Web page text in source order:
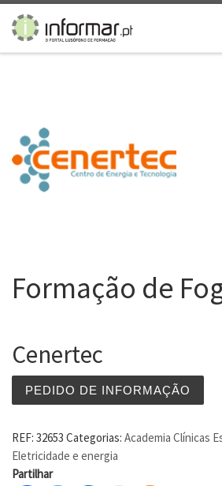
Skip to content
Formação de
Cenertec
PEDIDO DE INFORMAÇÃO
REF: 32653 Categorias: Academia Clínicas
Eletricidade e energia
Partilhar